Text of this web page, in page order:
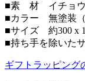
■素 材 イチョウ
■カラー 無塗装（
■サイズ 約300 x
■持ち手を除いた
ギフトラッピング